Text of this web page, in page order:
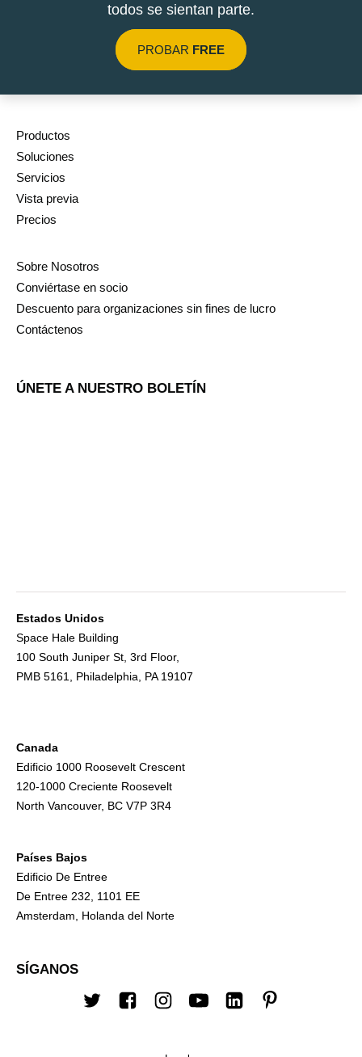
todos se sientan parte.
PROBAR FREE
Productos
Soluciones
Servicios
Vista previa
Precios
Sobre Nosotros
Conviértase en socio
Descuento para organizaciones sin fines de lucro
Contáctenos
ÚNETE A NUESTRO BOLETÍN
Estados Unidos
Space Hale Building
100 South Juniper St, 3rd Floor,
PMB 5161, Philadelphia, PA 19107
Canada
Edificio 1000 Roosevelt Crescent
120-1000 Creciente Roosevelt
North Vancouver, BC V7P 3R4
Países Bajos
Edificio De Entree
De Entree 232, 1101 EE
Amsterdam, Holanda del Norte
SÍGANOS
TwitterFacebookInstagram
YouTubeLinkedIn